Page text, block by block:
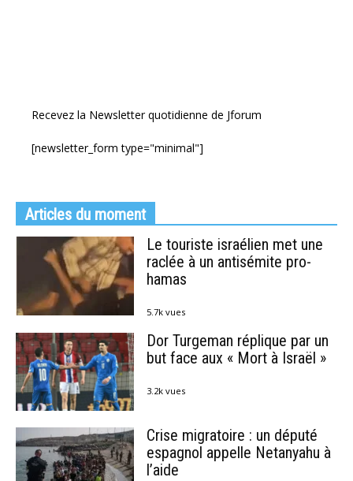
Recevez la Newsletter quotidienne de Jforum
[newsletter_form type="minimal"]
Articles du moment
Le touriste israélien met une
raclée à un antisémite pro-
hamas
5.7k vues
Dor Turgeman réplique par un
but face aux « Mort à Israël »
3.2k vues
Crise migratoire : un député
espagnol appelle Netanyahu à
l’aide